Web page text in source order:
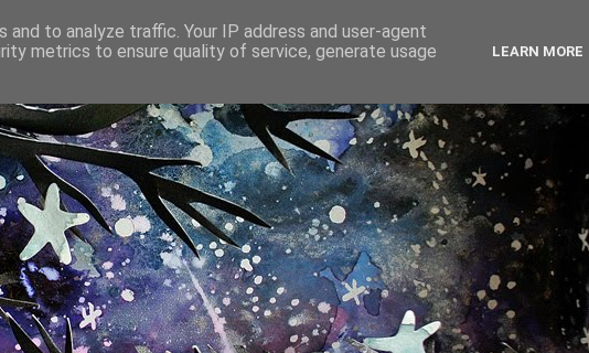
to analyze traffic. Your IP address and user-agent
metrics to ensure quality of service, generate usage
LEARN MORE